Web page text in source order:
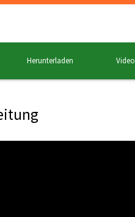
Herunterladen Video